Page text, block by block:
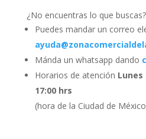
¿No encuentras lo que buscas?
Puedes mandar un correo
Mánda un whatsapp dando
Horarios de atención Lunes
17:00 hrs
(hora de la Ciudad de